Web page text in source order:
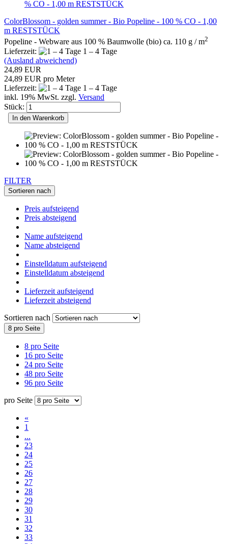
ColorBlossom - golden summer - Bio Popeline - 100 % CO - 1,00
m RESTSTÜCK
Popeline - Webware aus 100 % Baumwolle (bio) ca. 110 g / m2
Lieferzeit:
1 – 4 Tage
(Ausland abweichend)
24,89 EUR
24,89 EUR pro Meter
Lieferzeit:
1 – 4 Tage
inkl. 19% MwSt. zzgl. Versand
Stück:
In den Warenkorb
FILTER
Sortieren nach
Preis aufsteigend
Preis absteigend
Name aufsteigend
Name absteigend
Einstelldatum aufsteigend
Einstelldatum absteigend
Lieferzeit aufsteigend
Lieferzeit absteigend
Sortieren nach
8 pro Seite
8 pro Seite
16 pro Seite
24 pro Seite
48 pro Seite
96 pro Seite
pro Seite
«
1
...
23
24
25
26
27
28
29
30
31
32
33